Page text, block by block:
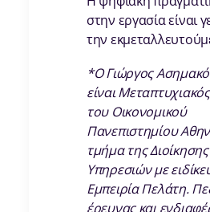
στην εργασία είναι
την
*Ο Γιώργος
είναι
του Οικονομικού
Πανεπιστημίου
τμήμα της Διοίκησης
Υπηρεσιών με
Εμπειρία Πελάτη.
έρευνας και